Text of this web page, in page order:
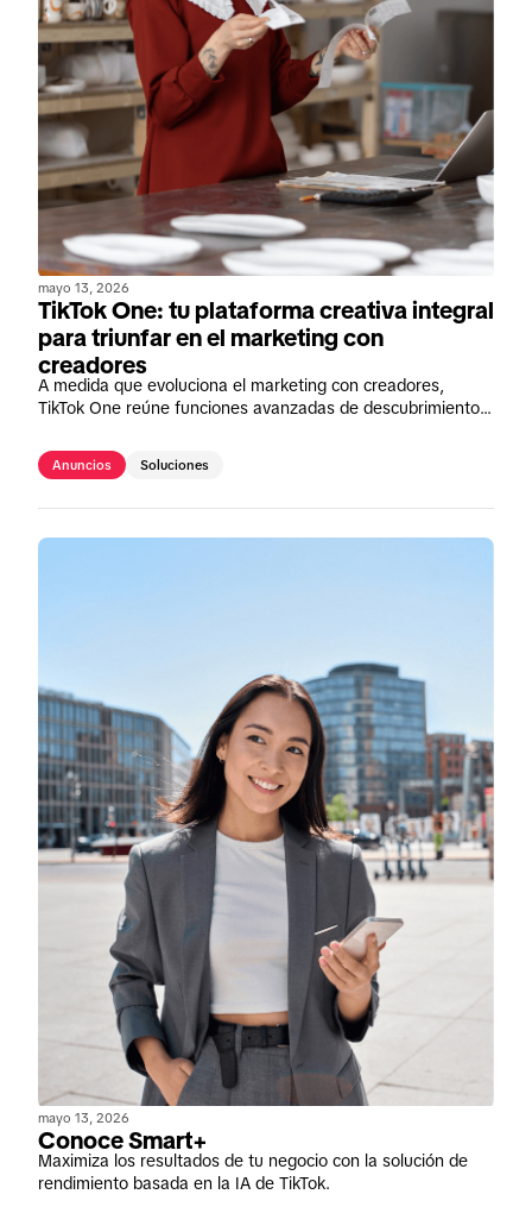
mayo 13, 2026
TikTok One: tu plataforma creativa integral
para triunfar en el marketing con
creadores
A medida que evoluciona el marketing con creadores,
TikTok One reúne funciones avanzadas de descubrimiento
herramientas de contenido simplificadas en una única
plataforma orientada al rendimiento.
Anuncios Soluciones
mayo 13, 2026
Conoce Smart+
Maximiza los resultados de tu negocio con la solución de
rendimiento basada en la IA de TikTok.